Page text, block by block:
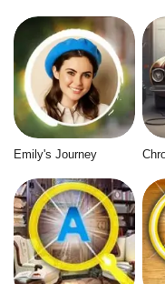
Emily's Journey